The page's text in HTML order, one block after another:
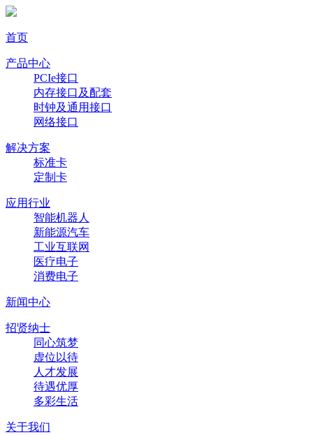
首页
产品中心
PCIe接口
内存接口及配套
时钟及通用接口
网络接口
解决方案
标准卡
定制卡
应用行业
智能机器人
新能源汽车
工业互联网
医疗电子
消费电子
新闻中心
招贤纳士
同心筑梦
虚位以待
人才发展
待遇优厚
多彩生活
关于我们